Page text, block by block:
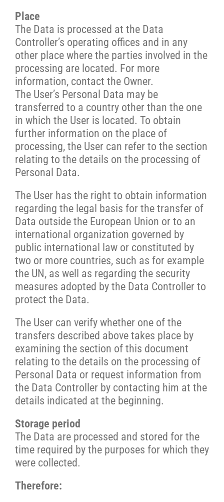
Place
The Data is processed at the Data
Controller’s operating offices and in any
other place where the parties involved in the
processing are located. For more
information, contact the Owner.
The User’s Personal Data may be
transferred to a country other than the one
in which the User is located. To obtain
further information on the place of
processing, the User can refer to the section
relating to the details on the processing of
Personal Data.
The User has the right to obtain information
regarding the legal basis for the transfer of
Data outside the European Union or to an
international organization governed by
public international law or constituted by
two or more countries, such as for example
the UN, as well as regarding the security
measures adopted by the Data Controller to
protect the Data.
The User can verify whether one of the
transfers described above takes place by
examining the section of this document
relating to the details on the processing of
Personal Data or request information from
the Data Controller by contacting him at the
details indicated at the beginning.
Storage period
The Data are processed and stored for the
time required by the purposes for which they
were collected.
Therefore: